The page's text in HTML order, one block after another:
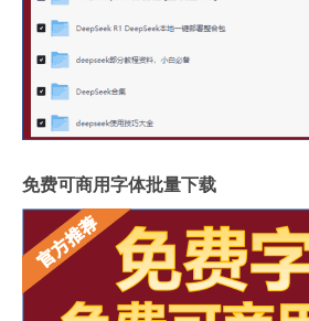
免费可商用字体批量下载